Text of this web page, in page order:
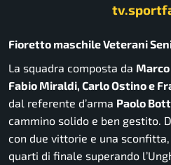
Fioretto maschile Veterani
La squadra composta da
Fabio Miraldi, Carlo Ostino e
dal referente d’arma Paolo
cammino solido e ben gestito.
con due vittorie e una
quarti di finale superando